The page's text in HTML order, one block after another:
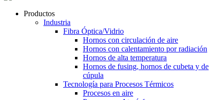
Productos
Industria
Fibra Óptica/Vidrio
Hornos con circulación de aire
Hornos con calentamiento por radiación
Hornos de alta temperatura
Hornos de fusing, hornos de cubeta y de
cúpula
Tecnología para Procesos Térmicos
Procesos en aire